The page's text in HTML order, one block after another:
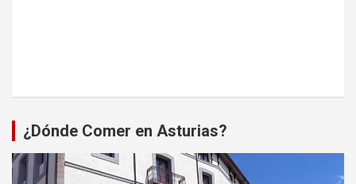
¿Dónde Comer en Asturias?